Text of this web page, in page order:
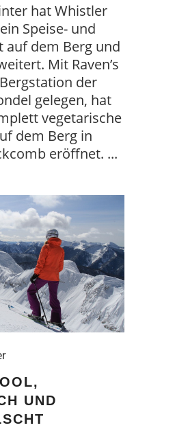
hat Whistler
Speise- und
auf dem Berg und
Mit Raven’s
der
gelegen, hat
vegetarische
dem Berg in
eröffnet.
UND